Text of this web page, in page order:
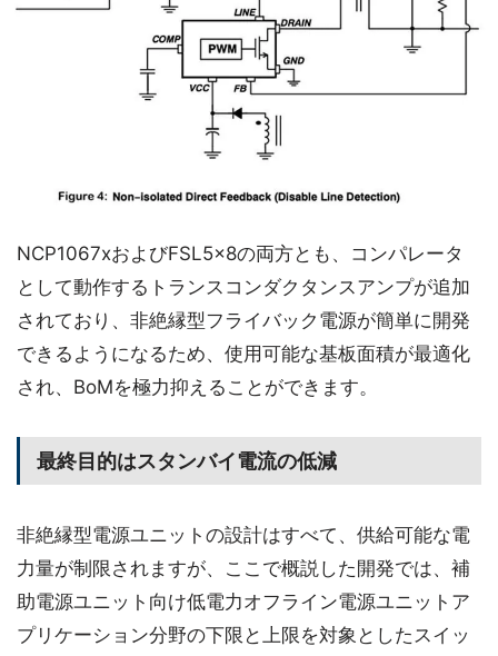
NCP1067xおよびFSL5x8の両方とも、コンパレータ
として動作するトランスコンダクタンスアンプが追加
されており、非絶縁型フライバック電源が簡単に開発
できるようになるため、使用可能な基板面積が最適化
され、BoMを極力抑えることができます。
最終目的はスタンバイ電流の低減
非絶縁型電源ユニットの設計はすべて、供給可能な電
力量が制限されますが、ここで概説した開発では、補
助電源ユニット向け低電力オフライン電源ユニットア
プリケーション分野の下限と上限を対象としたスイッ